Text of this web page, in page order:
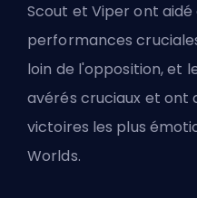
Scout et Viper ont aidé
performances
loin de l'opposition, et
avérés cruciaux et ont
victoires les plus
Worlds.